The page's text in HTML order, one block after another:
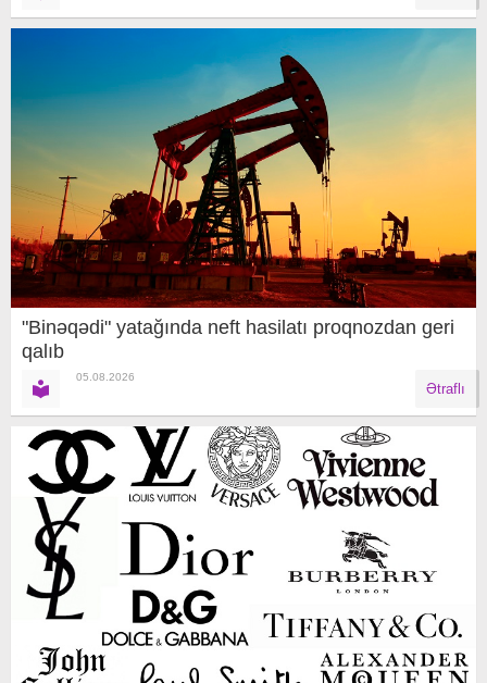
"Binəqədi" yatağında neft hasilatı proqnozdan geri
qalıb
05.08.2026
Ətraflı